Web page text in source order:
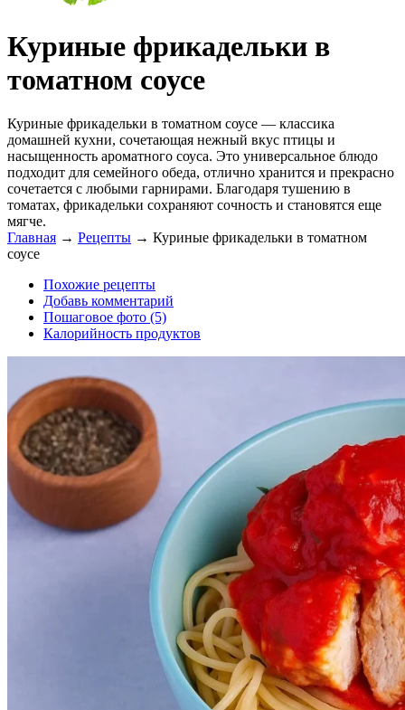
Куриные фрикадельки в
томатном соусе
Куриные фрикадельки в томатном соусе — классика
домашней кухни, сочетающая нежный вкус птицы и
насыщенность ароматного соуса. Это универсальное блюдо
подходит для семейного обеда, отлично хранится и прекрасно
сочетается с любыми гарнирами. Благодаря тушению в
томатах, фрикадельки сохраняют сочность и становятся еще
мягче.
Главная → Рецепты → Куриные фрикадельки в томатном
соусе
Похожие рецепты
Добавь комментарий
Пошаговое фото (5)
Калорийность продуктов